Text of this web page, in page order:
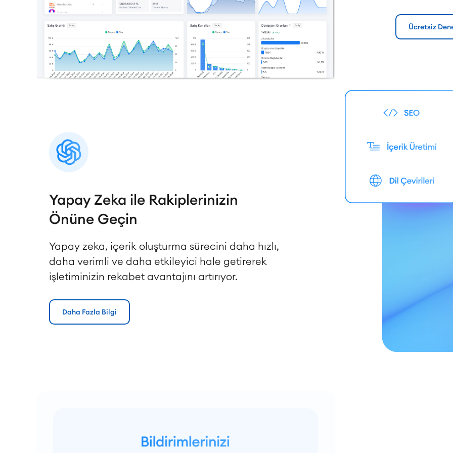
Ücretsiz
Yapay Zeka ile Rakiplerinizin
Önüne Geçin
Yapay zeka, içerik oluşturma sürecini daha hızlı,
daha verimli ve daha etkileyici hale getirerek
işletiminizin rekabet avantajını artırıyor.
Daha Fazla Bilgi